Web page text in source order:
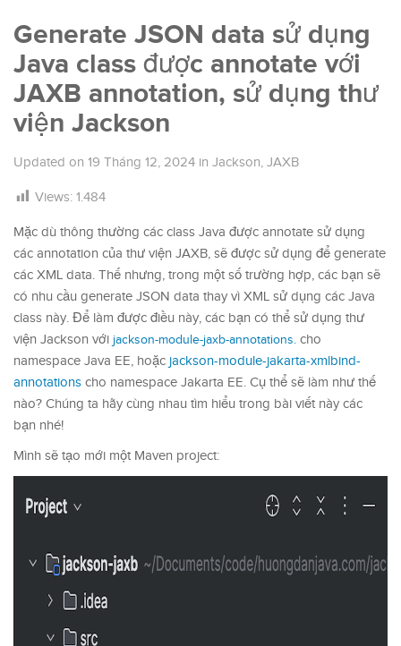
Generate JSON data sử dụng
Java class được annotate với
JAXB annotation, sử dụng thư
viện Jackson
Updated on 19 Tháng 12, 2024 in Jackson, JAXB
Views: 1.484
Mặc dù thông thường các class Java được annotate sử dụng
các annotation của thư viện JAXB, sẽ được sử dụng để generate
các XML data. Thế nhưng, trong một số trường hợp, các bạn sẽ
có nhu cầu generate JSON data thay vì XML sử dụng các Java
class này. Để làm được điều này, các bạn có thể sử dụng thư
viện Jackson với jackson-module-jaxb-annotations. cho
namespace Java EE, hoặc jackson-module-jakarta-xmlbind-
annotations cho namespace Jakarta EE. Cụ thể sẽ làm như thế
nào? Chúng ta hãy cùng nhau tìm hiểu trong bài viết này các
bạn nhé!
Mình sẽ tạo mới một Maven project: